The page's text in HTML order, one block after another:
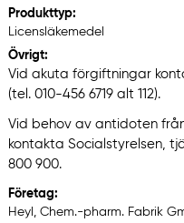
Produkttyp:
Licensläkemedel
Övrigt:
Vid akuta förgiftningar
(tel. 010-456 6719 alt 112).
Vid behov av antidoten
kontakta Socialstyrelsen,
800 900.
Företag:
Heyl, Chem.-pharm. Fabrik